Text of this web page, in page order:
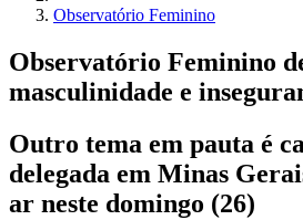
Observatório Feminino
Observatório Feminino
masculinidade e
Outro tema em pauta é
delegada em Minas
ar neste domingo (26)